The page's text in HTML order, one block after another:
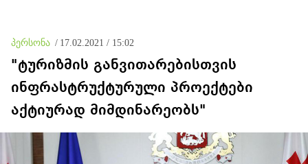
პერსონა / 17.02.2021 / 15:02
"ტურიზმის განვითარებისთვის
ინფრასტრუქტურული პროექტები
აქტიურად მიმდინარეობს"